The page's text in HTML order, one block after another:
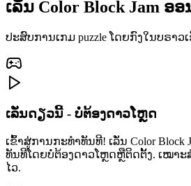
ເລັ່ນ Color Block Jam ອ
ປະສົບການເກມ puzzle ໂດຍກົງໃນບຣາວ
ເລັ່ນດຽວນີ້ - ບໍ່ຕ້ອງດາວໂຫຼດ
ເຂົ້າສູ່ການກະທຳທັນທີ! ເລັ່ນ Color Block
ທັນທີໂດຍບໍ່ຕ້ອງດາວໂຫຼດຫຼືຕິດຕັ້ງ. ເໝາະ
ໄວ.